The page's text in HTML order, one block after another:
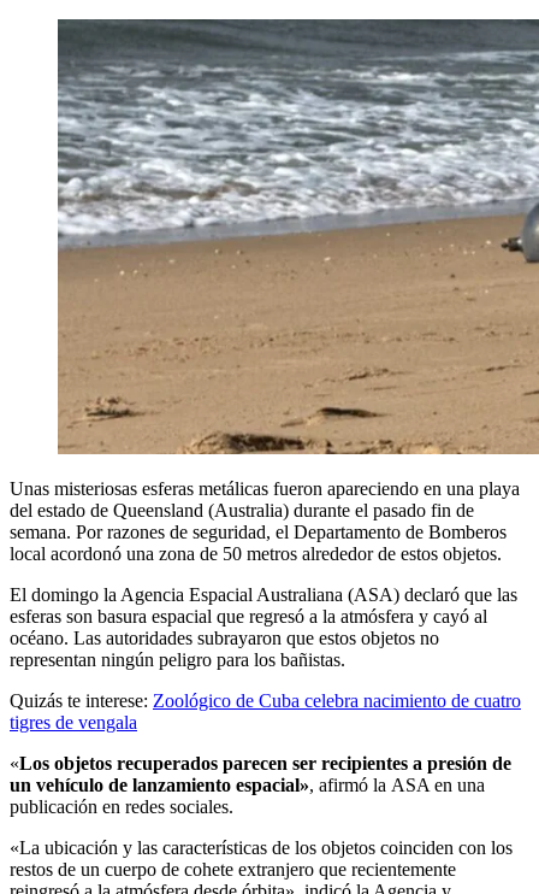
Unas misteriosas esferas metálicas fueron apareciendo en una playa
del estado de Queensland (Australia) durante el pasado fin de
semana. Por razones de seguridad, el Departamento de Bomberos
local acordonó una zona de 50 metros alrededor de estos objetos.
El domingo la Agencia Espacial Australiana (ASA) declaró que las
esferas son basura espacial que regresó a la atmósfera y cayó al
océano. Las autoridades subrayaron que estos objetos no
representan ningún peligro para los bañistas.
Quizás te interese: Zoológico de Cuba celebra nacimiento de cuatro
tigres de vengala
«Los objetos recuperados parecen ser recipientes a presión de
un vehículo de lanzamiento espacial», afirmó la ASA en una
publicación en redes sociales.
«La ubicación y las características de los objetos coinciden con los
restos de un cuerpo de cohete extranjero que recientemente